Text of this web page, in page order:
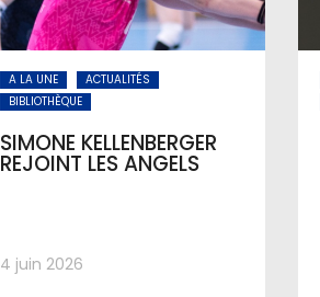
A LA UNE
ACTUALITÉS
BIBLIOTHÈQUE
SIMONE KELLENBERGER
REJOINT LES ANGELS
4 juin 2026